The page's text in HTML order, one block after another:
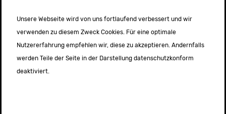
Intensivtransportkurs nach DIVI – Termine
2026
24. OKTOBER 2025
Unsere Webseite wird von uns fortlaufend verbessert und wir
verwenden zu diesem Zweck Cookies. Für eine optimale
Nutzererfahrung empfehlen wir, diese zu akzeptieren. Andernfalls
werden Teile der Seite in der Darstellung datenschutzkonform
deaktiviert.